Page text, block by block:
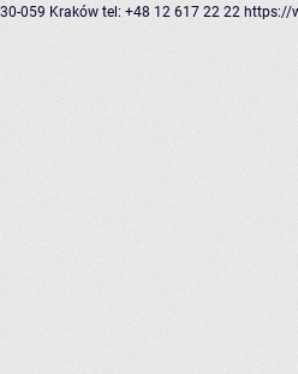
30-059 Kraków tel: +48 12 617 22 22 https://